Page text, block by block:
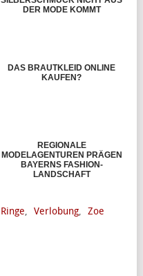
DER MODE KOMMT
DAS BRAUTKLEID ONLINE
KAUFEN?
REGIONALE
MODELAGENTUREN PRÄGEN
BAYERNS FASHION-
LANDSCHAFT
Ringe, Verlobung, Zoe